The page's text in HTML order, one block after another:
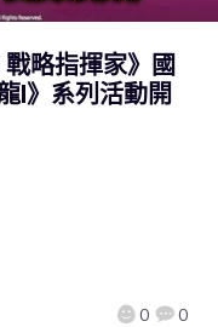
略指揮家》國
I》系列活動開
0 0